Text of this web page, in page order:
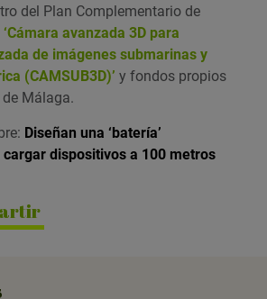
del Plan Complementario de
‘Cámara avanzada 3D para
de imágenes submarinas y
(CAMSUB3D)’ y fondos propios
Málaga.
Diseñan una ‘batería’
dispositivos a 100 metros